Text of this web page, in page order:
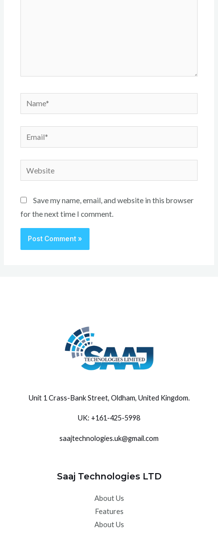
Name*
Email*
Website
Save my name, email, and website in this browser
for the next time I comment.
Unit 1 Crass-Bank Street, Oldham, United Kingdom.
UK: +161-425-5998
saajtechnologies.uk@gmail.com
Saaj Technologies LTD
About Us
Features
About Us